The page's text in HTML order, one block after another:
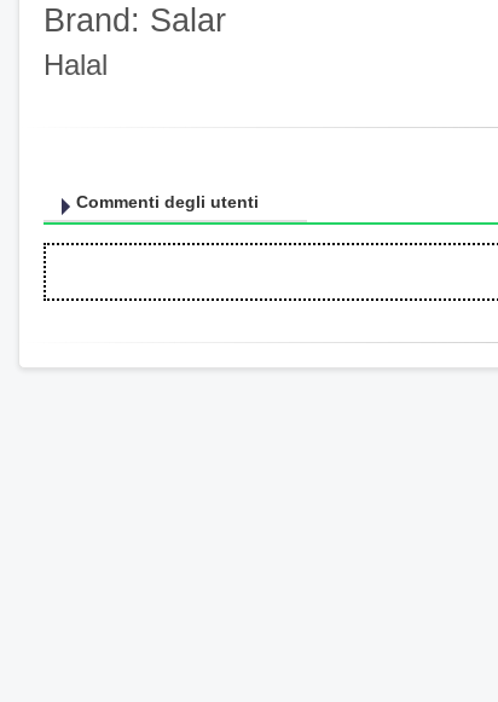
Brand: Salar
Halal
Commenti degli utenti